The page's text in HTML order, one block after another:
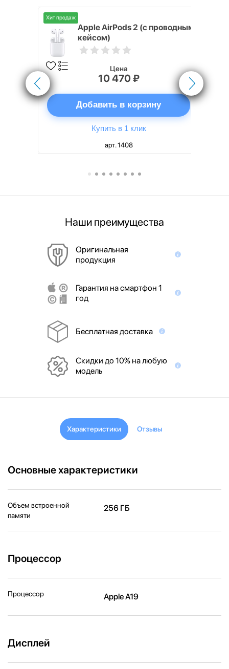
Хит продаж
Apple AirPods 2 (с проводным
кейсом)
Цена
10 470 ₽
Добавить в корзину
Купить в 1 клик
арт. 1408
Наши преимущества
Оригинальная
продукция
Гарантия на смартфон 1
год
Бесплатная доставка
Скидки до 10% на любую
модель
Характеристики Отзывы
Основные характеристики
Объем встроенной
памяти
256 ГБ
Процессор
Процессор Apple A19
Дисплей